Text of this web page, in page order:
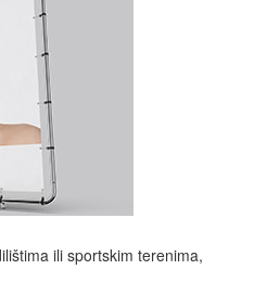
ili sportskim terenima,